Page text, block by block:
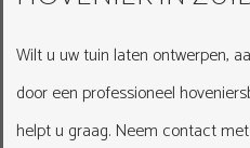
Wilt u uw tuin laten ontwerpen,
door een professioneel
helpt u graag. Neem contact